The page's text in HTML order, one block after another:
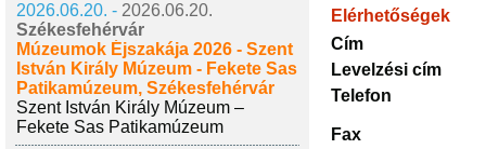
2026.06.20. - 2026.06.20.
Székesfehérvár
Múzeumok Éjszakája 2026 - Szent
István Király Múzeum - Fekete Sas
Patikamúzeum, Székesfehérvár
Szent István Király Múzeum –
Fekete Sas Patikamúzeum
Elérhetőségek
Cím
Levelzési cím
Telefon
Fax